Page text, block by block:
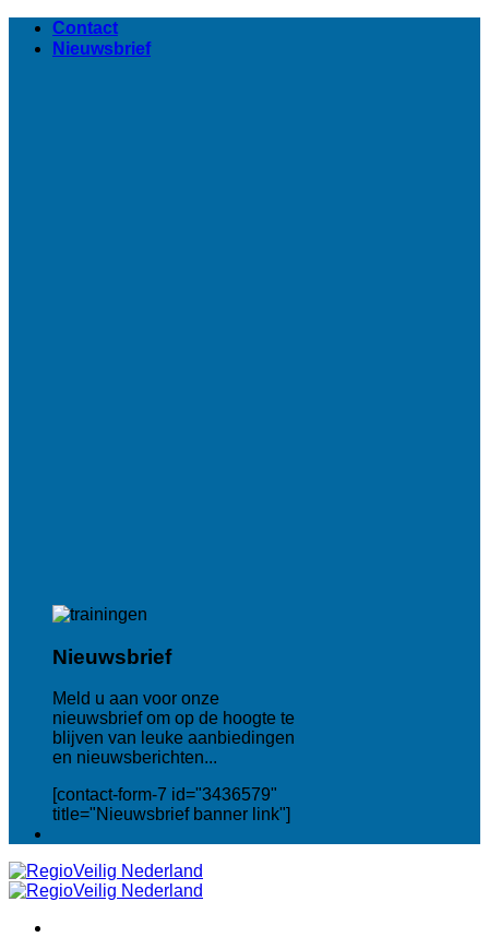
naar
Contact
Nieuwsbrief
Nieuwsbrief
Meld u aan voor onze
nieuwsbrief om op de hoogte te
blijven van leuke aanbiedingen
en nieuwsberichten...
[contact-form-7 id="3436579"
title="Nieuwsbrief banner link"]